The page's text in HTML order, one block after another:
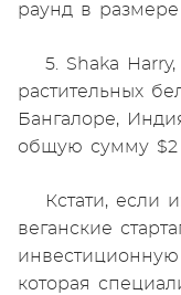
раунд в
5. Shaka
растительных
Бангалоре,
общую сумму
Кстати, если
веганские
которая